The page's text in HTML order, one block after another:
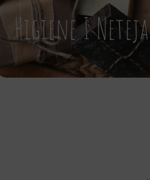
Higiene I Neteja